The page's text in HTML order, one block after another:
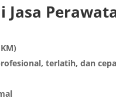
Jasa
terlatih, dan